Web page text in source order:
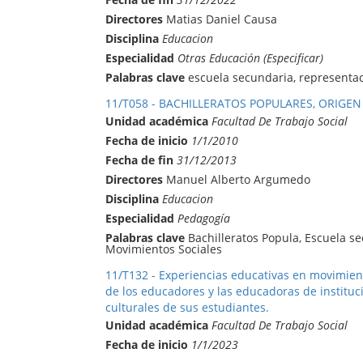
Directores Matias Daniel Causa
Disciplina Educacion
Especialidad Otras Educación (Especificar)
Palabras clave escuela secundaria,
11/T058 - BACHILLERATOS POPULARES,
Unidad académica Facultad De Trabajo Social
Fecha de inicio 1/1/2010
Fecha de fin 31/12/2013
Directores Manuel Alberto Argumedo
Disciplina Educacion
Especialidad Pedagogía
Palabras clave Bachilleratos Popula, Escuela
Movimientos Sociales
11/T132 - Experiencias educativas en
de los educadores y las educadoras de
culturales de sus estudiantes.
Unidad académica Facultad De Trabajo Social
Fecha de inicio 1/1/2023